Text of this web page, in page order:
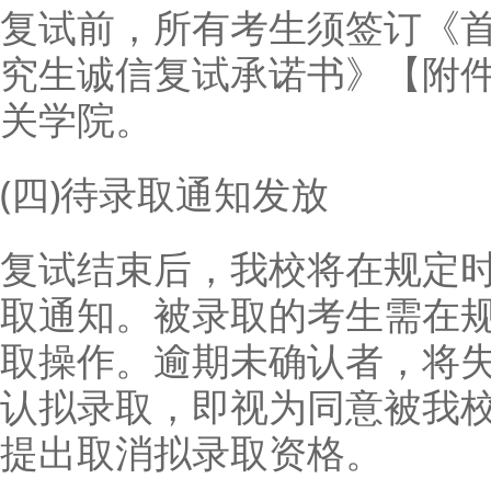
复试前，所有考生须签订《
究生诚信复试承诺书》【附
关学院。
(四)待录取通知发放
复试结束后，我校将在规定
取通知。被录取的考生需在
取操作。逾期未确认者，将
认拟录取，即视为同意被我
提出取消拟录取资格。